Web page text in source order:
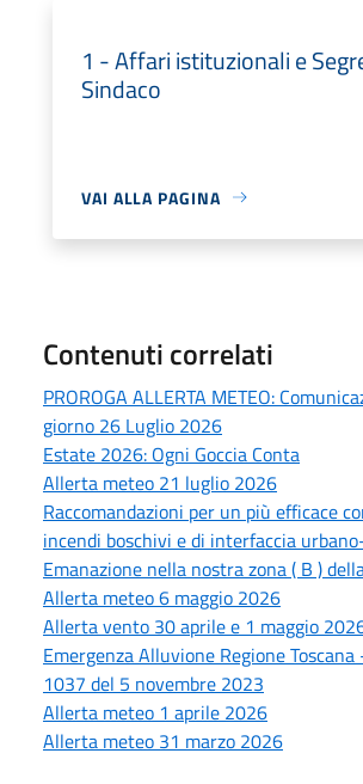
1 - Affari istituzionali e
Sindaco
VAI ALLA PAGINA
Contenuti correlati
PROROGA ALLERTA METEO:
giorno 26 Luglio 2026
Estate 2026: Ogni Goccia Conta
Allerta meteo 21 luglio 2026
Raccomandazioni per un più efficace
incendi boschivi e di interfaccia
Emanazione nella nostra zona ( B )
Allerta meteo 6 maggio 2026
Allerta vento 30 aprile e 1 maggio
Emergenza Alluvione Regione Toscana
1037 del 5 novembre 2023
Allerta meteo 1 aprile 2026
Allerta meteo 31 marzo 2026